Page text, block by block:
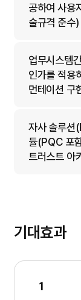
공하여 사
술규격 준수)
업무시스템
인가를 적용
먼테이션 구
자사 솔루
듈(PQC 포
트러스트 아
기대효과
1